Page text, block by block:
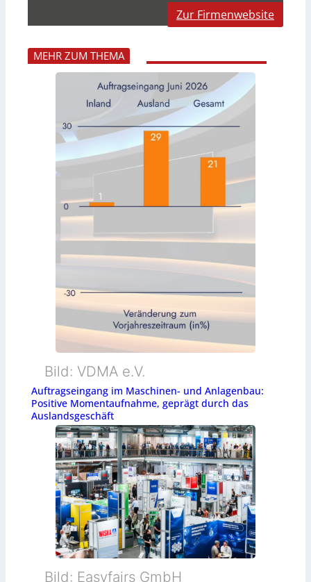
Zur Firmenwebsite
MEHR ZUM THEMA
Bild: VDMA e.V.
Auftragseingang im Maschinen- und Anlagenbau:
Positive Momentaufnahme, geprägt durch das
Auslandsgeschäft
Bild: Easyfairs GmbH